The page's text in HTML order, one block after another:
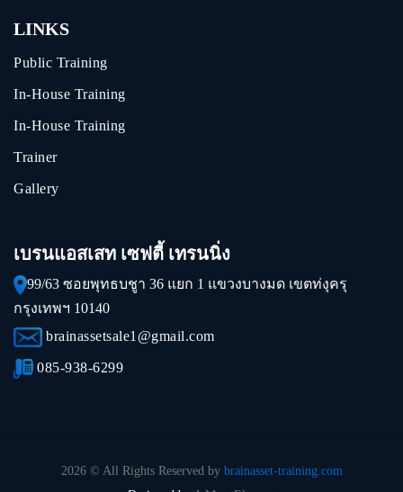
LINKS
Public Training
In-House Training
In-House Training
Trainer
Gallery
เบรนแอสเสท เซฟตี้ เทรนนิ่ง
99/63 ซอยพุทธบชูา 36 แยก 1 แขวงบางมด เขตท่งุครุ
กรุงเทพฯ 10140
brainassetsale1@gmail.com
085-938-6299
2026 © All Rights Reserved by brainasset-training.com